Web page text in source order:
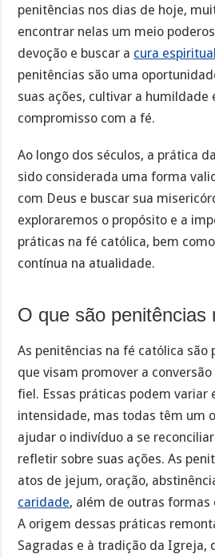
penitências nos dias de hoje,
encontrar nelas um meio
devoção e buscar a cura espiritual
penitências são uma
suas ações, cultivar a humildade
compromisso com a fé.
Ao longo dos séculos, a prática
sido considerada uma forma
com Deus e buscar sua
exploraremos o propósito e a
práticas na fé católica, bem
contínua na atualidade.
O que são penitências
As penitências na fé católica são
que visam promover a
fiel. Essas práticas podem variar
intensidade, mas todas têm um
ajudar o indivíduo a se
refletir sobre suas ações. As
atos de jejum, oração,
caridade, além de outras formas
A origem dessas práticas
Sagradas e à tradição da Igreja,